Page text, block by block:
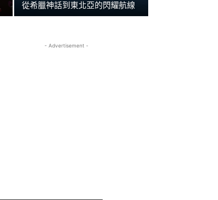
從希臘神話到東北亞的閃耀航線
- Advertisement -